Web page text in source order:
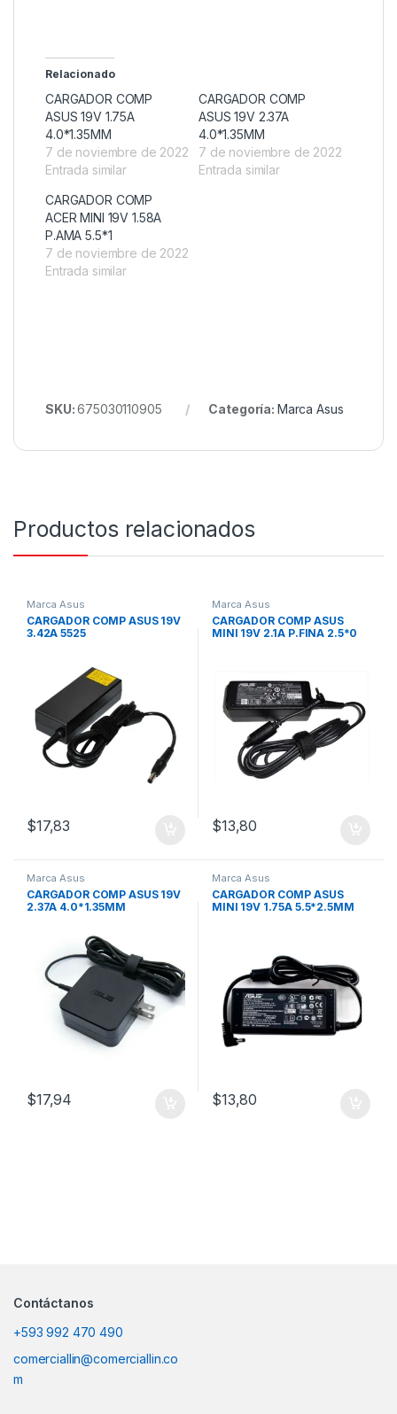
Relacionado
CARGADOR COMP
ASUS 19V 1.75A
4.0*1.35MM
7 de noviembre de 2022
Entrada similar
CARGADOR COMP
ASUS 19V 2.37A
4.0*1.35MM
7 de noviembre de 2022
Entrada similar
CARGADOR COMP
ACER MINI 19V 1.58A
P.AMA 5.5*1
7 de noviembre de 2022
Entrada similar
SKU:675030110905 Categoría: Marca Asus
Productos relacionados
Marca Asus
CARGADOR COMP ASUS 19V
3.42A 5525
$17,83
Marca Asus
CARGADOR COMP ASUS
MINI 19V 2.1A P.FINA 2.5*0
$13,80
Marca Asus
CARGADOR COMP ASUS 19V
2.37A 4.0*1.35MM
$17,94
Marca Asus
CARGADOR COMP ASUS
MINI 19V 1.75A 5.5*2.5MM
$13,80
Contáctanos
+593 992 470 490
comerciallin@comerciallin.co
m